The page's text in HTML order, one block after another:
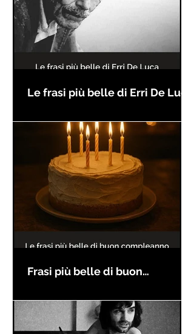
Le frasi più belle di Erri De Luca
Frasi più belle di buon